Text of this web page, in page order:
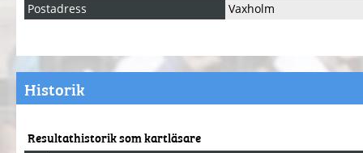
Postadress
Vaxholm
Historik
Resultathistorik som kartläsare